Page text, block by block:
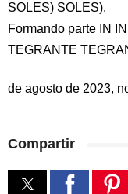
SOLES) SOLES).
Formando parte IN
TEGRANTE
de agosto de 2023,
Compartir